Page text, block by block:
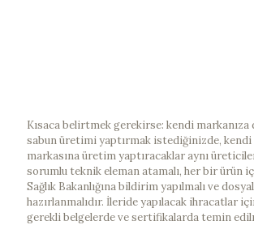
Kısaca belirtmek gerekirse: kendi markanıza
sabun üretimi yaptırmak istediğinizde, kendi
markasına üretim yaptıracaklar aynı
sorumlu teknik eleman atamalı, her bir ürün
Sağlık Bakanlığına bildirim yapılmalı ve
hazırlanmalıdır. İleride yapılacak ihracatlar
gerekli belgelerde ve sertifikalarda temin